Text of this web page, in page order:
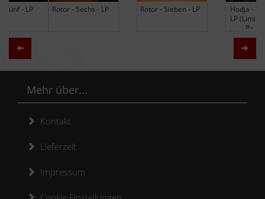
Rotor - Sechs - LP Rotor - Sieben - LP
Hodja - The Band -
LP (Limited Edition
Zurück
Mehr über...
Kontakt
Lieferzeit
Impressum